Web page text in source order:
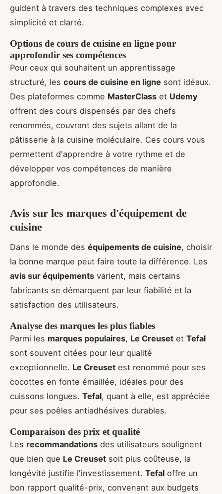
guident à travers des techniques complexes avec
simplicité et clarté.
Options de cours de cuisine en ligne pour
approfondir ses compétences
Pour ceux qui souhaitent un apprentissage
structuré, les cours de cuisine en ligne sont idéaux.
Des plateformes comme MasterClass et Udemy
offrent des cours dispensés par des chefs
renommés, couvrant des sujets allant de la
pâtisserie à la cuisine moléculaire. Ces cours vous
permettent d'apprendre à votre rythme et de
développer vos compétences de manière
approfondie.
Avis sur les marques d'équipement de
cuisine
Dans le monde des équipements de cuisine, choisir
la bonne marque peut faire toute la différence. Les
avis sur équipements varient, mais certains
fabricants se démarquent par leur fiabilité et la
satisfaction des utilisateurs.
Analyse des marques les plus fiables
Parmi les marques populaires, Le Creuset et Tefal
sont souvent citées pour leur qualité
exceptionnelle. Le Creuset est renommé pour ses
cocottes en fonte émaillée, idéales pour des
cuissons longues. Tefal, quant à elle, est appréciée
pour ses poêles antiadhésives durables.
Comparaison des prix et qualité
Les recommandations des utilisateurs soulignent
que bien que Le Creuset soit plus coûteuse, la
longévité justifie l'investissement. Tefal offre un
bon rapport qualité-prix, convenant aux budgets